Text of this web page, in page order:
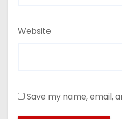
Website
Save my name, email,